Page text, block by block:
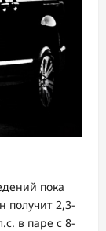
пока
получит 2,3-
в паре с 8-